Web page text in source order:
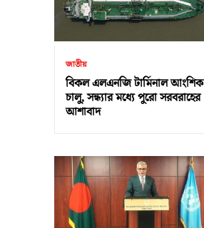
জাতীয়
বিকল এলএনজি টার্মিনাল আংশিক
চালু, সন্ধ্যার মধ্যে পুরো সরবরাহের
আশাবাদ